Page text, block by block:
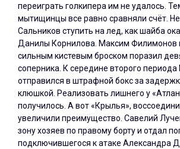
переиграть голкипера им не удалось.
мытищинцы все равно сравняли счёт.
Сальников ступить на лед, как шайба
Данилы Корнилова. Максим Филимонов
сильным кистевым броском поразил
соперника. К середине второго
отправился в штрафной бокс за
клюшкой. Реализовать лишнего у
получилось. А вот «Крылья»,
увеличили преимущество. Савелий
зону хозяев по правому борту и отдал
подключившегося к атаке Александра